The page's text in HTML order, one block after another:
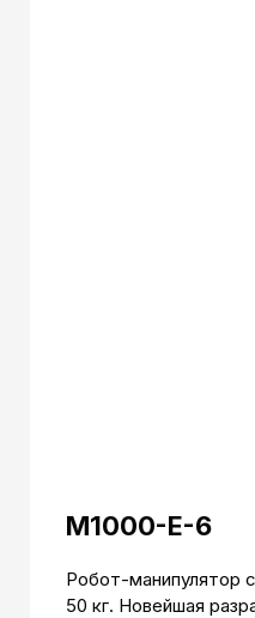
M1000-E-6
Робот-манипулятор
50 кг. Новейшая